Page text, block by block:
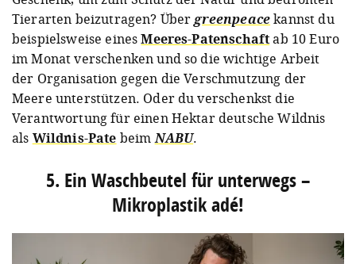
Tierarten beizutragen? Übergreenpeacekannst du
beispielsweise einesMeeres-Patenschaftab 10 Euro
im Monat verschenken und so die wichtige Arbeit
der Organisation gegen die Verschmutzung der
Meere unterstützen. Oder du verschenkst die
Verantwortung für einen Hektar deutsche Wildnis
als Wildnis-Pate beimNABU.
5. Ein Waschbeutel für unterwegs –
Mikroplastik adé!